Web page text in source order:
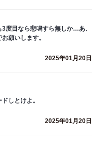
度目なら悲鳴すら無しか…あ、
願いします。
2025年01月20日
しとけよ。
2025年01月20日